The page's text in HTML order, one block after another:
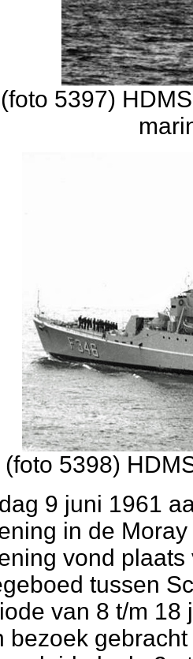
(foto 5397)
(foto 5398)
9 juni 1961
in de
vond
tussen
van 8 t/m 18
bezoek